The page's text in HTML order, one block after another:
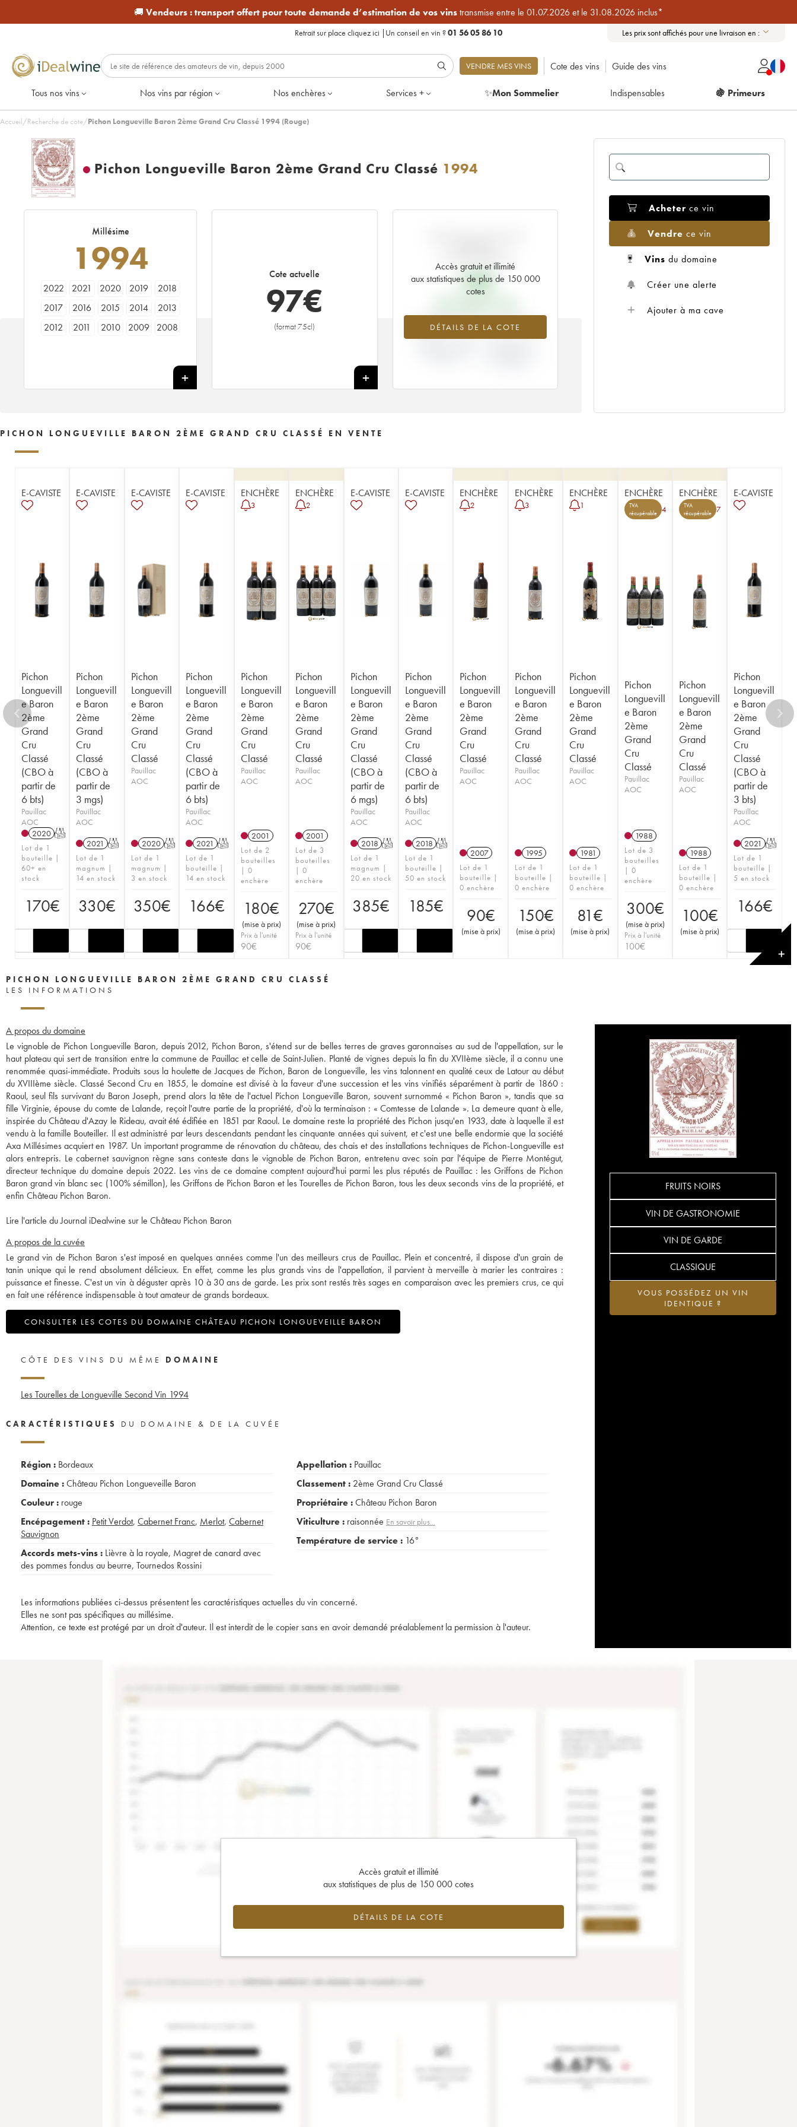
🚚 Vendeurs :transport offert pour toute demande d’estimation de vos vinstransmise entre le 01.07.2026 et le 31.08.2026 inclus*
Retrait sur place cliquez ici | Un conseil en vin ?01 56 05 86 10 Les prix sont affichés pour une livraison en :
VENDRE MES VINS Cote des vins Guide des vins
Tous nos vins Nos vins par région Nos enchères Services + ✨Mon Sommelier Indispensables 🍇 Primeurs
Accueil/Recherche de cote/Pichon Longueville Baron 2ème Grand Cru Classé 1994 (Rouge)
Pichon Longueville Baron 2ème Grand Cru Classé 1994
Millésime
1994
2022 2021 2020 2019
2018
2017
2016 2015 2014
2013
2012
2011 2010 2009
2008
1998
1997
1996 1995 1994
1993
1965 1963
1950
1947
1945
1943
1940 1938 1936
1916
Cote actuelle
97€
(format 75cl)
+
Accès gratuit et illimité
aux statistiques de plus de 150 000
cotes
DÉTAILS DE LA COTE
18€
+438.17% +12.5%
Acheter ce vin
Vendre ce vin
Vins du domaine
Créer une alerte
Ajouter à ma cave
PICHON LONGUEVILLE BARON 2ÈME GRAND CRU CLASSÉ EN VENTE
E-CAVISTE
Pichon
Longuevill
e Baron
2ème
Grand
Cru
Classé
(CBO à
partir de
6 bts)
Pauillac
AOC
2020 T
Lot de 1
bouteille |
60+ en
stock
170€
E-CAVISTE
Pichon
Longuevill
e Baron
2ème
Grand
Cru
Classé
(CBO à
partir de
3 mgs)
Pauillac
AOC
2021 T
Lot de 1
magnum |
14 en stock
330€
E-CAVISTE
Pichon
Longuevill
e Baron
2ème
Grand
Cru
Classé
Pauillac
AOC
2020 T
Lot de 1
magnum |
3 en stock
350€
E-CAVISTE
Pichon
Longuevill
e Baron
2ème
Grand
Cru
Classé
(CBO à
partir de
6 bts)
Pauillac
AOC
2021 T
Lot de 1
bouteille |
14 en stock
166€
ENCHÈRE
3
Pichon
Longuevill
e Baron
2ème
Grand
Cru
Classé
Pauillac
AOC
2001
Lot de 2
bouteilles
| 0
enchère
180€
(mise à prix)
Prix à l'unité
90€
ENCHÈRE
2
Pichon
Longuevill
e Baron
2ème
Grand
Cru
Classé
Pauillac
AOC
2001
Lot de 3
bouteilles
| 0
enchère
270€
(mise à prix)
Prix à l'unité
90€
E-CAVISTE
Pichon
Longuevill
e Baron
2ème
Grand
Cru
Classé
(CBO à
partir de
6 mgs)
Pauillac
AOC
2018 T
Lot de 1
magnum |
20 en stock
385€
E-CAVISTE
Pichon
Longuevill
e Baron
2ème
Grand
Cru
Classé
(CBO à
partir de
6 bts)
Pauillac
AOC
2018 T
Lot de 1
bouteille |
50 en stock
185€
ENCHÈRE
2
Pichon
Longuevill
e Baron
2ème
Grand
Cru
Classé
Pauillac
AOC
2007
Lot de 1
bouteille |
0 enchère
90€
(mise à prix)
ENCHÈRE
3
Pichon
Longuevill
e Baron
2ème
Grand
Cru
Classé
Pauillac
AOC
1995
Lot de 1
bouteille |
0 enchère
150€
(mise à prix)
ENCHÈRE
1
Pichon
Longuevill
e Baron
2ème
Grand
Cru
Classé
Pauillac
AOC
1981
Lot de 1
bouteille |
0 enchère
81€
(mise à prix)
ENCHÈRE
TVA
récupérable
4
Pichon
Longuevill
e Baron
2ème
Grand
Cru
Classé
Pauillac
AOC
1988
Lot de 3
bouteilles
| 0
enchère
300€
(mise à prix)
Prix à l'unité
100€
ENCHÈRE
TVA
récupérable
7
Pichon
Longuevill
e Baron
2ème
Grand
Cru
Classé
Pauillac
AOC
1988
Lot de 1
bouteille |
0 enchère
100€
(mise à prix)
E-CAVISTE
Pichon
Longuevill
e Baron
2ème
Grand
Cru
Classé
(CBO à
partir de
3 bts)
Pauillac
AOC
2021 T
Lot de 1
bouteille |
5 en stock
166€
✕
PICHON LONGUEVILLE BARON 2ÈME GRAND CRU CLASSÉ
LES INFORMATIONS
A propos du domaine
Le vignoble de Pichon Longueville Baron, depuis 2012, Pichon Baron, s'étend sur de belles terres de graves garonnaises au sud de l'appellation, sur le
haut plateau qui sert de transition entre la commune de Pauillac et celle de Saint-Julien. Planté de vignes depuis la fin du XVIIème siècle, il a connu une
renommée quasi-immédiate. Produits sous la houlette de Jacques de Pichon, Baron de Longueville, les vins talonnent en qualité ceux de Latour au début
du XVIIIème siècle. Classé Second Cru en 1855, le domaine est divisé à la faveur d'une succession et les vins vinifiés séparément à partir de 1860 :
Raoul, seul fils survivant du Baron Joseph, prend alors la tête de l'actuel Pichon Longueville Baron, souvent surnommé « Pichon Baron », tandis que sa
fille Virginie, épouse du comte de Lalande, reçoit l'autre partie de la propriété, d'où la terminaison : « Comtesse de Lalande ». La demeure quant à elle,
inspirée du Château d'Azay le Rideau, avait été édifiée en 1851 par Raoul. Le domaine reste la propriété des Pichon jusqu'en 1933, date à laquelle il est
vendu à la famille Bouteiller. Il est administré par leurs descendants pendant les cinquante années qui suivent, et c'est une belle endormie que la société
Axa Millésimes acquiert en 1987. Un important programme de rénovation du château, des chais et des installations techniques de Pichon-Longueville est
alors entrepris. Le cabernet sauvignon règne sans conteste dans le vignoble de Pichon Baron, entretenu avec soin par l'équipe de Pierre Montégut,
directeur technique du domaine depuis 2022. Les vins de ce domaine comptent aujourd'hui parmi les plus réputés de Pauillac : les Griffons de Pichon
Baron grand vin blanc sec (100% sémillon), les Griffons de Pichon Baron et les Tourelles de Pichon Baron, tous les deux seconds vins de la propriété, et
enfin Château Pichon Baron.
Lire l'article du Journal iDealwine sur le Château Pichon Baron
A propos de la cuvée
Le grand vin de Pichon Baron s'est imposé en quelques années comme l'un des meilleurs crus de Pauillac. Plein et concentré, il dispose d'un grain de
tanin unique qui le rend absolument délicieux. En effet, comme les plus grands vins de l'appellation, il parvient à merveille à marier les contraires :
puissance et finesse. C'est un vin à déguster après 10 à 30 ans de garde. Les prix sont restés très sages en comparaison avec les premiers crus, ce qui
en fait une référence indispensable à tout amateur de grands bordeaux.
CONSULTER LES COTES DU DOMAINE CHÂTEAU PICHON LONGUEVEILLE BARON
FRUITS NOIRS
VIN DE GASTRONOMIE
VIN DE GARDE
CLASSIQUE
VOUS POSSÉDEZ UN VIN
IDENTIQUE ?
CÔTE DES VINS DU MÊME DOMAINE
Les Tourelles de Longueville Second Vin 1994
CARACTÉRISTIQUES DU DOMAINE & DE LA CUVÉE
Région : Bordeaux
Domaine :Château Pichon Longueveille Baron
Couleur : rouge
Encépagement : Petit Verdot, Cabernet Franc, Merlot, Cabernet
Sauvignon
Accords mets-vins : Lièvre à la royale, Magret de canard avec
des pommes fondus au beurre, Tournedos Rossini
Appellation : Pauillac
Classement : 2ème Grand Cru Classé
Propriétaire :Château Pichon Baron
Viticulture : raisonnée En savoir plus...
Température de service : 16°
Les informations publiées ci-dessus présentent les caractéristiques actuelles du vin concerné.
Elles ne sont pas spécifiques au millésime.
Attention, ce texte est protégé par un droit d'auteur. Il est interdit de le copier sans en avoir demandé préalablement la permission à l'auteur.
Accès gratuit et illimité
aux statistiques de plus de 150 000 cotes
DÉTAILS DE LA COTE